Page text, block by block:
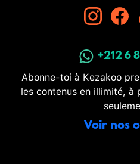
+212 6
Abonne-toi à Kezakoo
les contenus en illimité, à
Voir nos